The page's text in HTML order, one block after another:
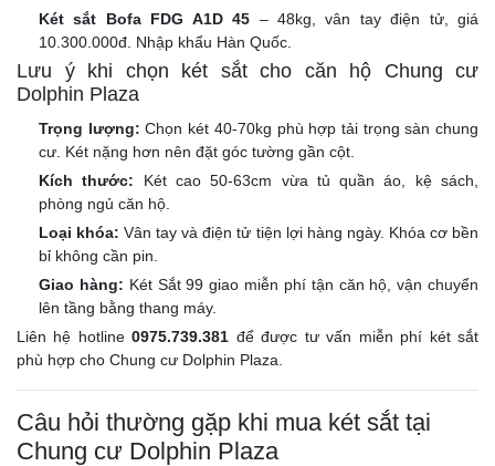
Két sắt Bofa FDG A1D 45 – 48kg, vân tay điện tử, giá
10.300.000đ. Nhập khẩu Hàn Quốc.
Lưu ý khi chọn két sắt cho căn hộ Chung cư
Dolphin Plaza
Trọng lượng: Chọn két 40-70kg phù hợp tải trọng sàn chung
cư. Két nặng hơn nên đặt góc tường gần cột.
Kích thước: Két cao 50-63cm vừa tủ quần áo, kệ sách,
phòng ngủ căn hộ.
Loại khóa: Vân tay và điện tử tiện lợi hàng ngày. Khóa cơ bền
bỉ không cần pin.
Giao hàng: Két Sắt 99 giao miễn phí tận căn hộ, vận chuyển
lên tầng bằng thang máy.
Liên hệ hotline0975.739.381 để được tư vấn miễn phí két sắt
phù hợp cho Chung cư Dolphin Plaza.
Câu hỏi thường gặp khi mua két sắt tại
Chung cư Dolphin Plaza